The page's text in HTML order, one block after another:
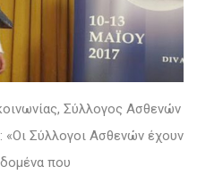
Σύλλογος Ασθενών
Σύλλογοι Ασθενών έχουν
που